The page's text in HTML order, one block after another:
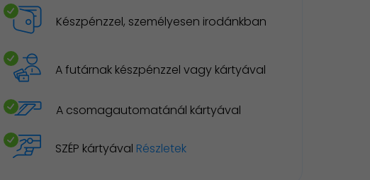
Készpénzzel, személyesen irodánkban
A futárnak készpénzzel vagy kártyával
A csomagautomatánál kártyával
SZÉP kártyával Részletek